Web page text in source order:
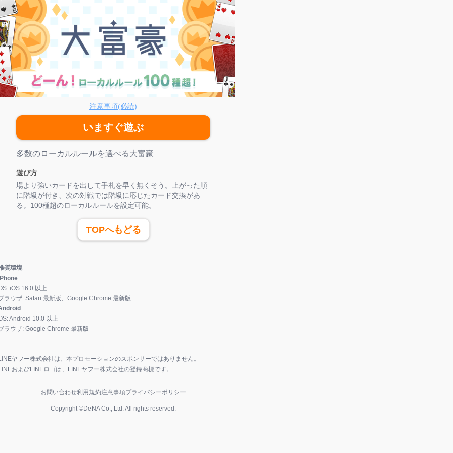
豪【B】
注意事項(必読)
いますぐ遊ぶ
ゲーム紹介
多数のローカルルールを選べる大富豪
遊び方
場より強いカードを出して手札を早く無くそう。上がった順
に階級が付き、次の対戦では階級に応じたカード交換があ
る。100種超のローカルルールを設定可能。
TOPへもどる
奨環境
iOS 16.0 以上
ラウザ: Safari 最新版、Google Chrome 最新版
Android 10.0 以上
ラウザ: Google Chrome 最新版
ヤフー株式会社は、本プロモーションのスポンサーではありません。
およびLINEロゴは、LINEヤフー株式会社の登録商標です。
お問い合わせ利用規約注意事項プライバシーポリシー
Copyright ©DeNA Co., Ltd. All rights reserved.